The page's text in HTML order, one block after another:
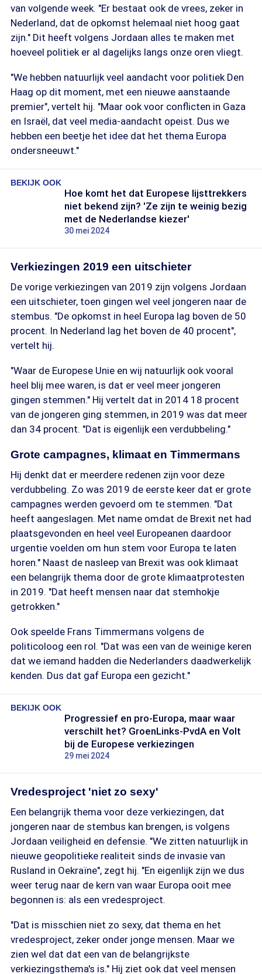
van volgende week. "Er bestaat ook de vrees, zeker in
Nederland, dat de opkomst helemaal niet hoog gaat
zijn." Dit heeft volgens Jordaan alles te maken met
hoeveel politiek er al dagelijks langs onze oren vliegt.
"We hebben natuurlijk veel aandacht voor politiek Den
Haag op dit moment, met een nieuwe aanstaande
premier", vertelt hij. "Maar ook voor conflicten in Gaza
en Israël, dat veel media-aandacht opeist. Dus we
hebben een beetje het idee dat het thema Europa
ondersneeuwt."
BEKIJK OOK
Hoe komt het dat Europese lijsttrekkers
niet bekend zijn? 'Ze zijn te weinig bezig
met de Nederlandse kiezer'
30 mei 2024
Verkiezingen 2019 een uitschieter
De vorige verkiezingen van 2019 zijn volgens Jordaan
een uitschieter, toen gingen wel veel jongeren naar de
stembus. "De opkomst in heel Europa lag boven de 50
procent. In Nederland lag het boven de 40 procent",
vertelt hij.
"Waar de Europese Unie en wij natuurlijk ook vooral
heel blij mee waren, is dat er veel meer jongeren
gingen stemmen." Hij vertelt dat in 2014 18 procent
van de jongeren ging stemmen, in 2019 was dat meer
dan 34 procent. "Dat is eigenlijk een verdubbeling."
Grote campagnes, klimaat en Timmermans
Hij denkt dat er meerdere redenen zijn voor deze
verdubbeling. Zo was 2019 de eerste keer dat er grote
campagnes werden gevoerd om te stemmen. "Dat
heeft aangeslagen. Met name omdat de Brexit net had
plaatsgevonden en heel veel Europeanen daardoor
urgentie voelden om hun stem voor Europa te laten
horen." Naast de nasleep van Brexit was ook klimaat
een belangrijk thema door de grote klimaatprotesten
in 2019. "Dat heeft mensen naar dat stemhokje
getrokken."
Ook speelde Frans Timmermans volgens de
politicoloog een rol. "Dat was een van de weinige keren
dat we iemand hadden die Nederlanders daadwerkelijk
kenden. Dus dat gaf Europa een gezicht."
BEKIJK OOK
Progressief en pro-Europa, maar waar
verschilt het? GroenLinks-PvdA en Volt
bij de Europese verkiezingen
29 mei 2024
Vredesproject 'niet zo sexy'
Een belangrijk thema voor deze verkiezingen, dat
jongeren naar de stembus kan brengen, is volgens
Jordaan veiligheid en defensie. "We zitten natuurlijk in
nieuwe geopolitieke realiteit sinds de invasie van
Rusland in Oekraïne", zegt hij. "En eigenlijk zijn we dus
weer terug naar de kern van waar Europa ooit mee
begonnen is: als een vredesproject.
"Dat is misschien niet zo sexy, dat thema en het
vredesproject, zeker onder jonge mensen. Maar we
zien wel dat dat een van de belangrijkste
verkiezingsthema's is." Hij ziet ook dat veel mensen